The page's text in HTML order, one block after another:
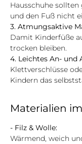
Hausschuhe
und den Fuß nicht
3. Atmungsaktive
Damit Kinderfüße
trocken bleiben.
4. Leichtes An- und
Klettverschlüsse
Kindern das
Materialien
- Filz & Wolle:
Wärmend, weich